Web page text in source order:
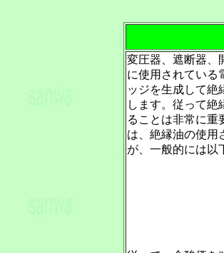
変圧器、遮断器、
に使用されている
ッジを生成して絶
します。従って絶
ることは非常に重
は、絶縁油の使用
が、一般的には以